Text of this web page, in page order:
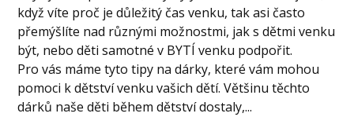
když víte proč je důležitý čas venku, tak asi často
přemýšlíte nad různými možnostmi, jak s dětmi venku
být, nebo děti samotné v BYTÍ venku podpořit.
Pro vás máme tyto tipy na dárky, které vám mohou
pomoci k dětství venku vašich dětí. Většinu těchto
dárků naše děti během dětství dostaly,...